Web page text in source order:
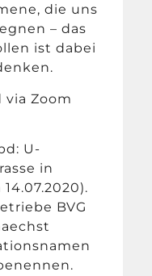
die uns
– das
ist dabei
via Zoom
U-
in
BVG